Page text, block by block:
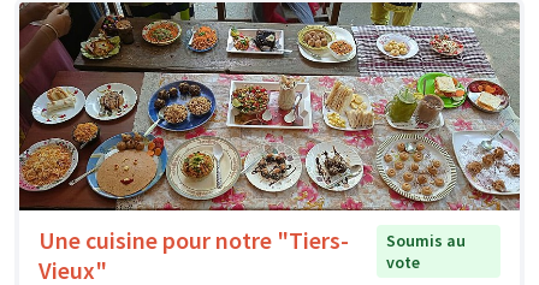
Une cuisine pour notre "Tiers-
Vieux"
Soumis au
vote